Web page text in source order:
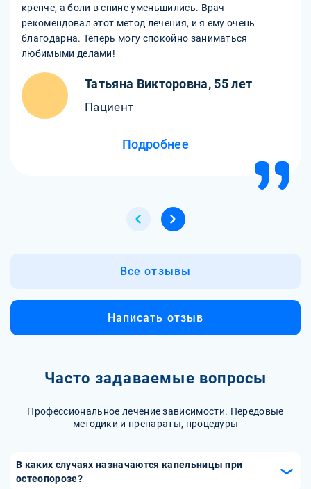
крепче, а боли в спине уменьшились. Врач
рекомендовал этот метод лечения, и я ему очень
благодарна. Теперь могу спокойно заниматься
любимыми делами!
Татьяна Викторовна, 55 лет
Пациент
Подробнее
Все отзывы
Написать отзыв
Часто задаваемые вопросы
Профессиональное лечение зависимости. Передовые
методики и препараты, процедуры
В каких случаях назначаются капельницы при
остеопорозе?